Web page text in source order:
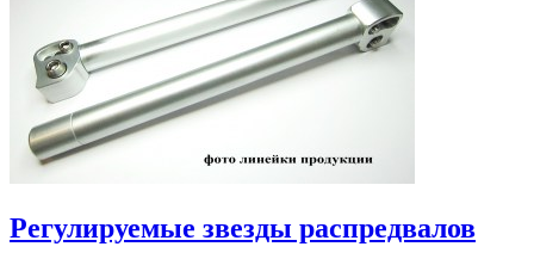
Регулируемые звезды распредвалов